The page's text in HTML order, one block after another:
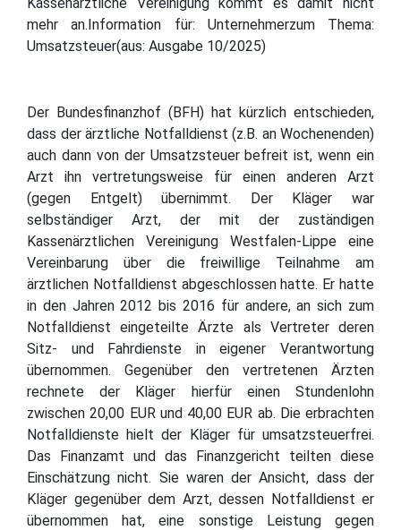
mehr an.Information für: Unternehmerzum Thema:
Umsatzsteuer(aus: Ausgabe 10/2025)
Der Bundesfinanzhof (BFH) hat kürzlich entschieden,
dass der ärztliche Notfalldienst (z.B. an Wochenenden)
auch dann von der Umsatzsteuer befreit ist, wenn ein
Arzt ihn vertretungsweise für einen anderen Arzt
(gegen Entgelt) übernimmt. Der Kläger war
selbständiger Arzt, der mit der zuständigen
Kassenärztlichen Vereinigung Westfalen-Lippe eine
Vereinbarung über die freiwillige Teilnahme am
ärztlichen Notfalldienst abgeschlossen hatte. Er hatte
in den Jahren 2012 bis 2016 für andere, an sich zum
Notfalldienst eingeteilte Ärzte als Vertreter deren
Sitz- und Fahrdienste in eigener Verantwortung
übernommen. Gegenüber den vertretenen Ärzten
rechnete der Kläger hierfür einen Stundenlohn
zwischen 20,00 EUR und 40,00 EUR ab. Die erbrachten
Notfalldienste hielt der Kläger für umsatzsteuerfrei.
Das Finanzamt und das Finanzgericht teilten diese
Einschätzung nicht. Sie waren der Ansicht, dass der
Kläger gegenüber dem Arzt, dessen Notfalldienst er
übernommen hat, eine sonstige Leistung gegen